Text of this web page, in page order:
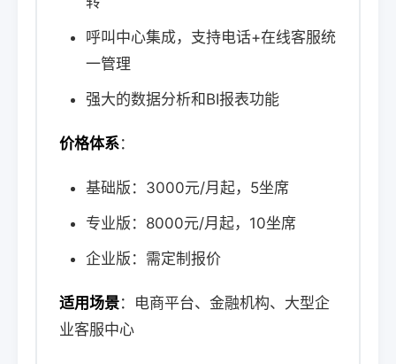
呼叫中心集成，支持电话+在线客服统
一管理
强大的数据分析和BI报表功能
价格体系：
基础版：3000元/月起，5坐席
专业版：8000元/月起，10坐席
企业版：需定制报价
适用场景：电商平台、金融机构、大型企
业客服中心